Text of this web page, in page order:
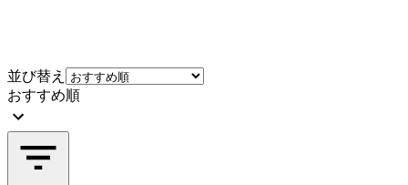
並び替え
おすすめ順